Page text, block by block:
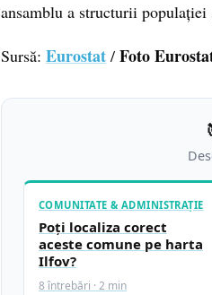
ansamblu a structurii
Sursă: Eurostat / Foto
COMUNITATE & ADMINISTRAȚIE
Poți localiza corect
aceste comune pe harta
Ilfov?
8 întrebări · 2 min